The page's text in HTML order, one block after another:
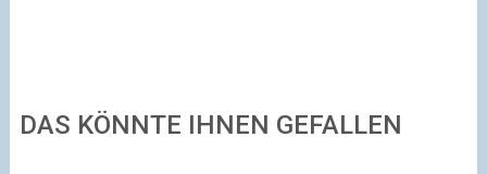
DAS KÖNNTE IHNEN GEFALLEN